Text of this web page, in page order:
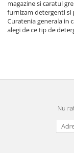
magazine si caratul
furnizam detergenti si
Curatenia generala in
alegi de ce tip de
Nu